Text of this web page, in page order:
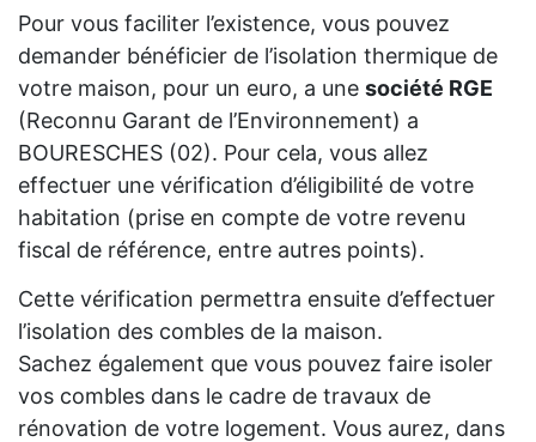
Pour vous faciliter l’existence, vous pouvez
demander bénéficier de l’isolation thermique de
votre maison, pour un euro, a une société RGE
(Reconnu Garant de l’Environnement) a
BOURESCHES (02). Pour cela, vous allez
effectuer une vérification d’éligibilité de votre
habitation (prise en compte de votre revenu
fiscal de référence, entre autres points).
Cette vérification permettra ensuite d’effectuer
l’isolation des combles de la maison.
Sachez également que vous pouvez faire isoler
vos combles dans le cadre de travaux de
rénovation de votre logement. Vous aurez, dans